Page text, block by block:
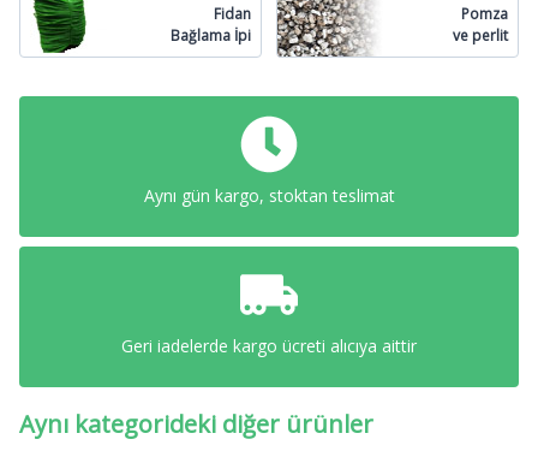
Fidan
Bağlama İpi
Pomza
ve perlit
Aynı gün kargo, stoktan teslimat
Geri iadelerde kargo ücreti alıcıya aittir
Aynı kategorideki diğer ürünler